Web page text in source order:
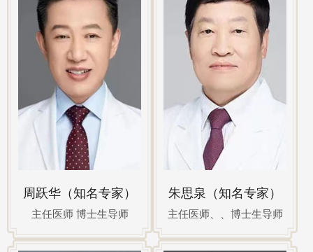
周跃华（知名专家）
主任医师 博士生导师
朱思泉（知名专家）
主任医师、、博士生导师